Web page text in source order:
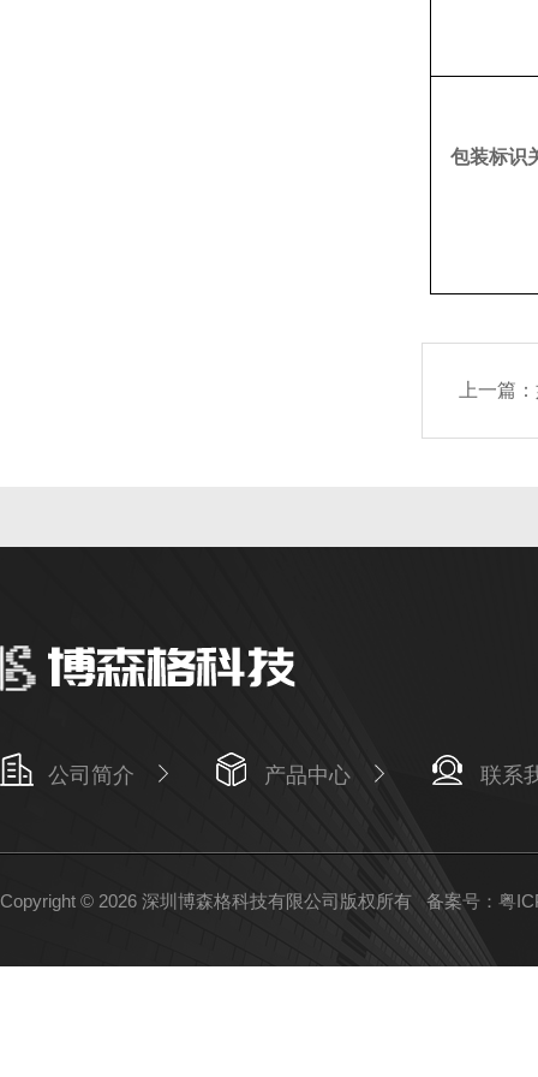
包装标识
上一篇：
公司简介 产品中心 联系
Copyright © 2026 深圳博森格科技有限公司版权所有备案号：粤